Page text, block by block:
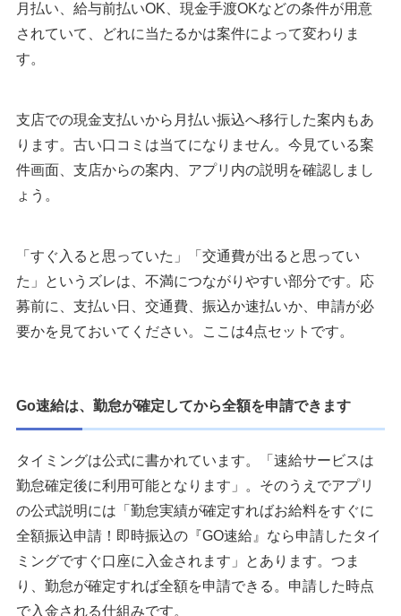
月払い、給与前払いOK、現金手渡OKなどの条件が用意
されていて、どれに当たるかは案件によって変わりま
す。
支店での現金支払いから月払い振込へ移行した案内もあ
ります。古い口コミは当てになりません。今見ている案
件画面、支店からの案内、アプリ内の説明を確認しまし
ょう。
「すぐ入ると思っていた」「交通費が出ると思ってい
た」というズレは、不満につながりやすい部分です。応
募前に、支払い日、交通費、振込か速払いか、申請が必
要かを見ておいてください。ここは4点セットです。
Go速給は、勤怠が確定してから全額を申請できます
タイミングは公式に書かれています。「速給サービスは
勤怠確定後に利用可能となります」。そのうえでアプリ
の公式説明には「勤怠実績が確定すればお給料をすぐに
全額振込申請！即時振込の『GO速給』なら申請したタイ
ミングですぐ口座に入金されます」とあります。つま
り、勤怠が確定すれば全額を申請できる。申請した時点
で入金される仕組みです。